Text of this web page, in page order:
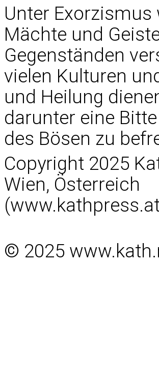
Unter
Mächte und
Gegenständen
vielen Kulturen
und Heilung
darunter eine
des Bösen zu
Copyright 2025
Wien, Österreich
© 2025